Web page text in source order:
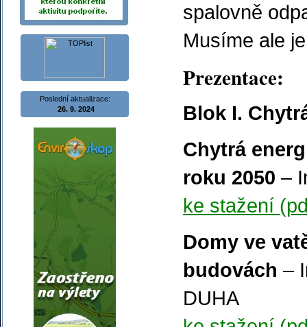
Poslední aktualizace:
26. 9. 2024
spalovně
Musíme ale
Prezentace:
Blok I.
Chytrá
roku 2050 –
ke stažení
Domy ve
budovách –
DUHA